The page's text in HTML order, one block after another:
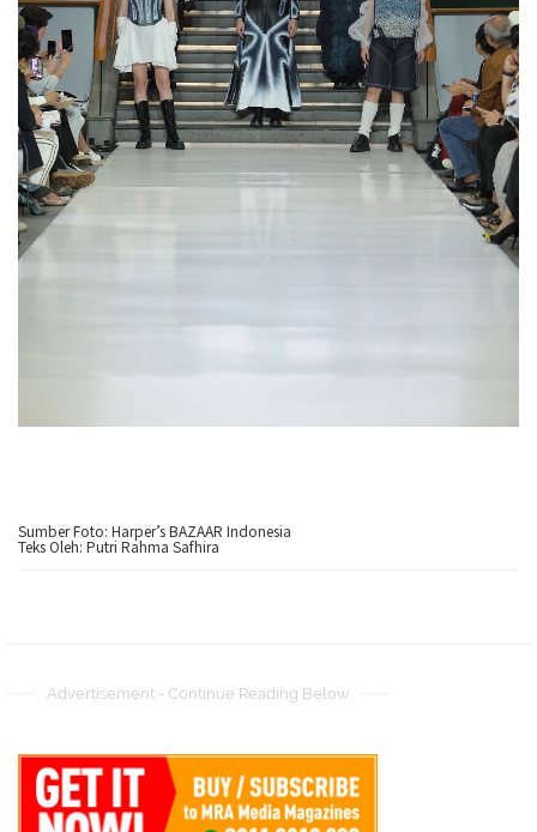
Sumber Foto: Harper’s BAZAAR Indonesia
Teks Oleh: Putri Rahma Safhira
Advertisement - Continue Reading Below